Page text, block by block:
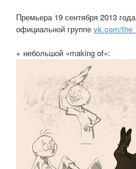
Премьера 19 сентября 2013
официальной группе vk.com/
+ небольшой «making of»: